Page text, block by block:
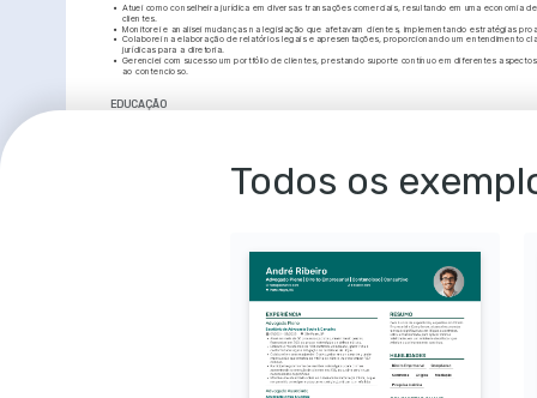
• Atuei como conselheira jurídica em diversas transações comerciais, resultando em uma economia
clientes.
• Monitorei e analisei mudanças na legislação que afetavam clientes, implementando estratégias
• Colaborei na elaboração de relatórios legais e apresentações, proporcionando um entendimento
jurídicas para a diretoria.
• Gerenciei com sucesso um portfólio de clientes, prestando suporte contínuo em diferentes
ao contencioso.
EDUCAÇÃO
Fundação Getulio Vargas (FGV)
conhecimento jurídico para promover mudanças positivas.
buscando entender os impactos de
soluções jurídicas que beneficiem todas as partes
Com 7 anos de experiência em Direito Empresarial e Contencioso, destaco-me em elaboração de
representando clientes em processos judiciais e transações comerciais, além de ter assessorando
aquisições que resultaram em expressivas economias.
Todos os